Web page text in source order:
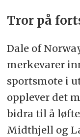
Tror på
Dale of
merkevarer
sportsmote i
opplever det
bidra til å
Midthjell og